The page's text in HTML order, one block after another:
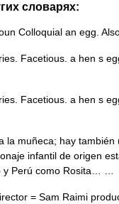
словарях:
Colloquial an egg.
Facetious. a hen s
Facetious. a hen s
muñeca; hay también
infantil de origen
y Perú como Rosita… …
= Sam Raimi